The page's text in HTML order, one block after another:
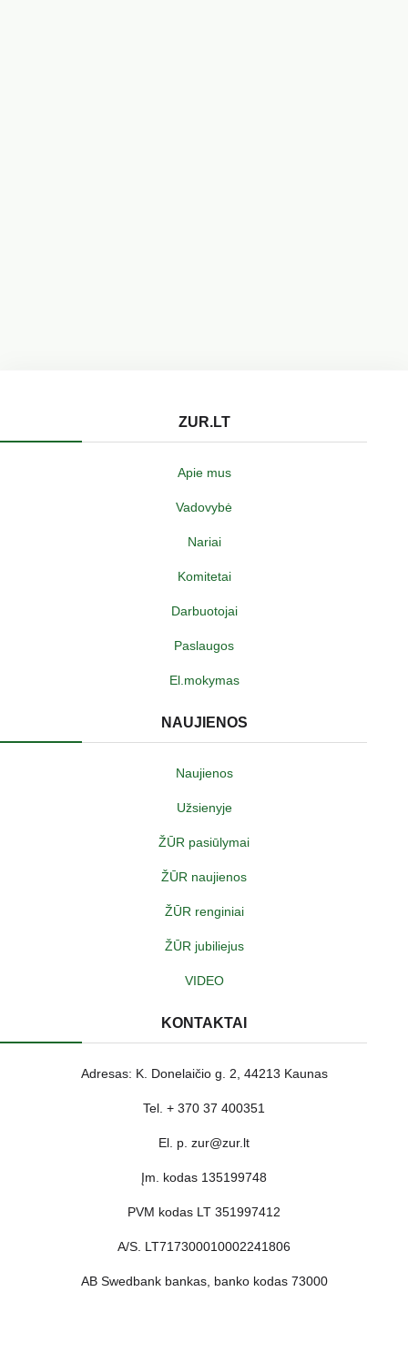
ZUR.LT
Apie mus
Vadovybė
Nariai
Komitetai
Darbuotojai
Paslaugos
El.mokymas
NAUJIENOS
Naujienos
Užsienyje
ŽŪR pasiūlymai
ŽŪR naujienos
ŽŪR renginiai
ŽŪR jubiliejus
VIDEO
KONTAKTAI
Adresas: K. Donelaičio g. 2, 44213 Kaunas
Tel. + 370 37 400351
El. p. zur@zur.lt
Įm. kodas 135199748
PVM kodas LT 351997412
A/S. LT717300010002241806
AB Swedbank bankas, banko kodas 73000